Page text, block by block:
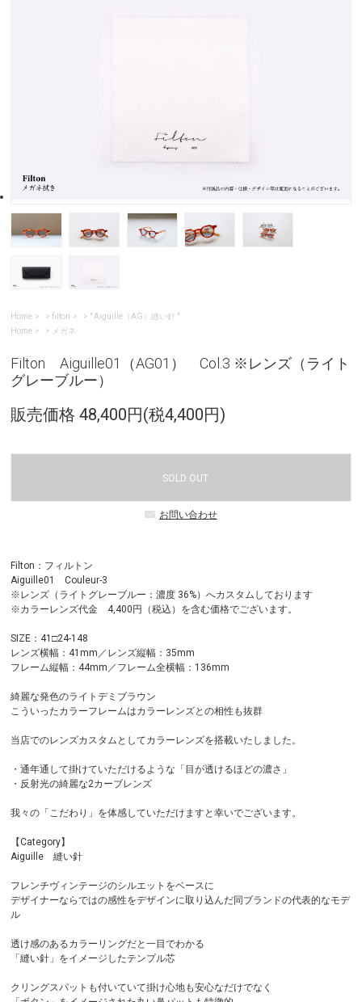
Home >filton > " Aiguille（AG）縫い針 "
Home
> メガネ
Filton Aiguille01（AG01） Col.3 ※レンズ（ライト
グレーブルー）
販売価格 48,400円(税4,400円)
SOLD OUT
お問い合わせ
Filton：フィルトン
Aiguille01 Couleur-3
※レンズ（ライトグレーブルー：濃度 36%）へカスタムしております
※カラーレンズ代金 4,400円（税込）を含む価格でございます。
SIZE：41□24-148
レンズ横幅：41mm／レンズ縦幅：35mm
フレーム縦幅：44mm／フレーム全横幅：136mm
綺麗な発色のライトデミブラウン
こういったカラーフレームはカラーレンズとの相性も抜群
当店でのレンズカスタムとしてカラーレンズを搭載いたしました。
・通年通して掛けていただけるような「目が透けるほどの濃さ」
・反射光の綺麗な2カーブレンズ
我々の「こだわり」を体感していただけますと幸いでございます。
【Category】
Aiguille 縫い針
フレンチヴィンテージのシルエットをベースに
デザイナーならではの感性をデザインに取り込んだ同ブランドの代表的なモデ
ル
透け感のあるカラーリングだと一目でわかる
「縫い針」をイメージしたテンプル芯
クリングスパットも付いていて掛け心地も安心なだけでなく